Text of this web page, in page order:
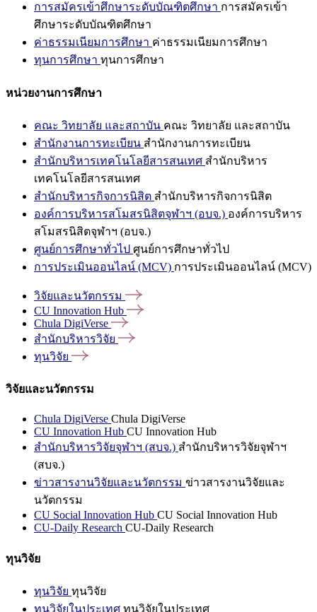
การสมัครเข้าศึกษาระดับบัณฑิตศึกษา การสมัครเข้า
ศึกษาระดับบัณฑิตศึกษา
ค่าธรรมเนียมการศึกษา ค่าธรรมเนียมการศึกษา
ทุนการศึกษา ทุนการศึกษา
หน่วยงานการศึกษา
คณะ วิทยาลัย และสถาบัน คณะ วิทยาลัย และสถาบัน
สำนักงานการทะเบียน สำนักงานการทะเบียน
สำนักบริหารเทคโนโลยีสารสนเทศ สำนักบริหาร
เทคโนโลยีสารสนเทศ
สำนักบริหารกิจการนิสิต สำนักบริหารกิจการนิสิต
องค์การบริหารสโมสรนิสิตจุฬาฯ (อบจ.) องค์การบริหาร
สโมสรนิสิตจุฬาฯ (อบจ.)
ศูนย์การศึกษาทั่วไป ศูนย์การศึกษาทั่วไป
การประเมินออนไลน์ (MCV) การประเมินออนไลน์ (MCV)
วิจัยและนวัตกรรม
CU Innovation Hub
Chula DigiVerse
สำนักบริหารวิจัย
ทุนวิจัย
วิจัยและนวัตกรรม
Chula DigiVerse Chula DigiVerse
CU Innovation Hub CU Innovation Hub
สำนักบริหารวิจัยจุฬาฯ (สบจ.) สำนักบริหารวิจัยจุฬาฯ
(สบจ.)
ข่าวสารงานวิจัยและนวัตกรรม ข่าวสารงานวิจัยและ
นวัตกรรม
CU Social Innovation Hub CU Social Innovation Hub
CU-Daily Research CU-Daily Research
ทุนวิจัย
ทุนวิจัย ทุนวิจัย
ทุนวิจัยในประเทศ ทุนวิจัยในประเทศ